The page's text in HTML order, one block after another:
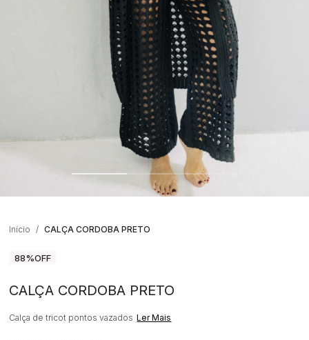
Início CALÇA CORDOBA PRETO
88%OFF
CALÇA CORDOBA PRETO
Calça de tricot pontos vazados Ler Mais